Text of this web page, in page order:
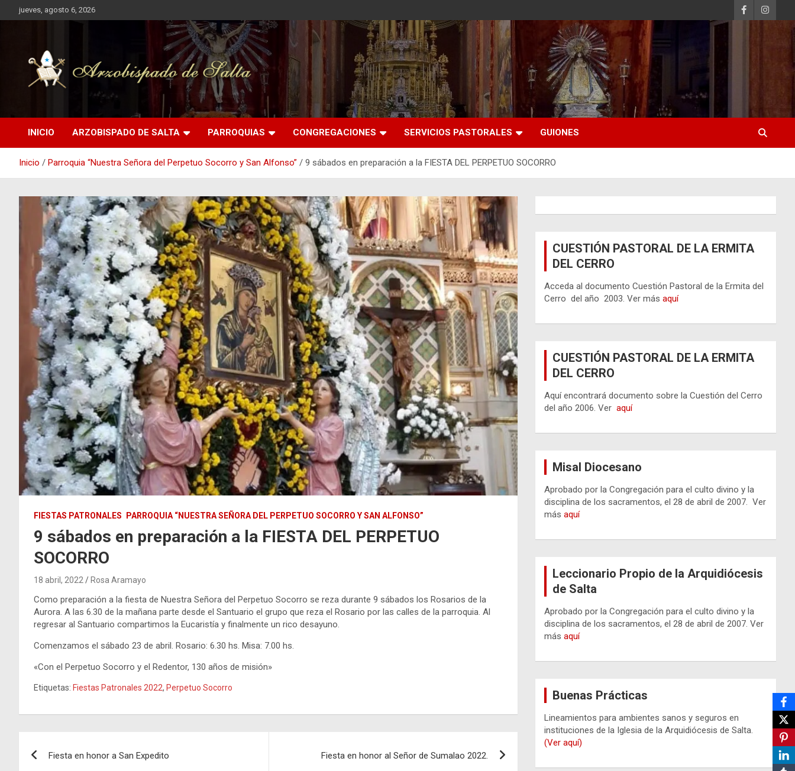
Saltar
al
jueves, agosto 6, 2026
INICIO ARZOBISPADO DE SALTA PARROQUIAS CONGREGACIONES SERVICIOS PASTORALES GUIONES
Inicio Parroquia “Nuestra Señora del Perpetuo Socorro y San Alfonso” 9 sábados en preparación a la FIESTA DEL PERPETUO SOCORRO
FIESTAS PATRONALES PARROQUIA “NUESTRA SEÑORA DEL PERPETUO SOCORRO Y SAN ALFONSO”
9 sábados en preparación a la FIESTA DEL PERPETUO
SOCORRO
18 abril, 2022 Rosa Aramayo
Como preparación a la fiesta de Nuestra Señora del Perpetuo Socorro se reza durante 9 sábados los Rosarios de la
Aurora. A las 6.30 de la mañana parte desde el Santuario el grupo que reza el Rosario por las calles de la parroquia. Al
regresar al Santuario compartimos la Eucaristía y finalmente un rico desayuno.
Comenzamos el sábado 23 de abril. Rosario: 6.30 hs. Misa: 7.00 hs.
«Con el Perpetuo Socorro y el Redentor, 130 años de misión»
Etiquetas: Fiestas Patronales 2022, Perpetuo Socorro
Fiesta en honor a San Expedito Fiesta en honor al Señor de Sumalao 2022.
CUESTIÓN PASTORAL DE LA ERMITA
DEL CERRO
Acceda al documento Cuestión Pastoral de la Ermita del
Cerro del año 2003. Ver másaquí
CUESTIÓN PASTORAL DE LA ERMITA
DEL CERRO
Aquí encontrará documento sobre la Cuestión del Cerro
del año 2006. Veraquí
Misal Diocesano
Aprobado por la Congregación para el culto divino y la
disciplina de los sacramentos, el 28 de abril de 2007. Ver
másaquí
Leccionario Propio de la Arquidiócesis
de Salta
Aprobado por la Congregación para el culto divino y la
disciplina de los sacramentos, el 28 de abril de 2007. Ver
másaquí
Buenas Prácticas
Lineamientos para ambientes sanos y seguros en
instituciones de la Iglesia de la Arquidiócesis de Salta.
(Ver aquí)